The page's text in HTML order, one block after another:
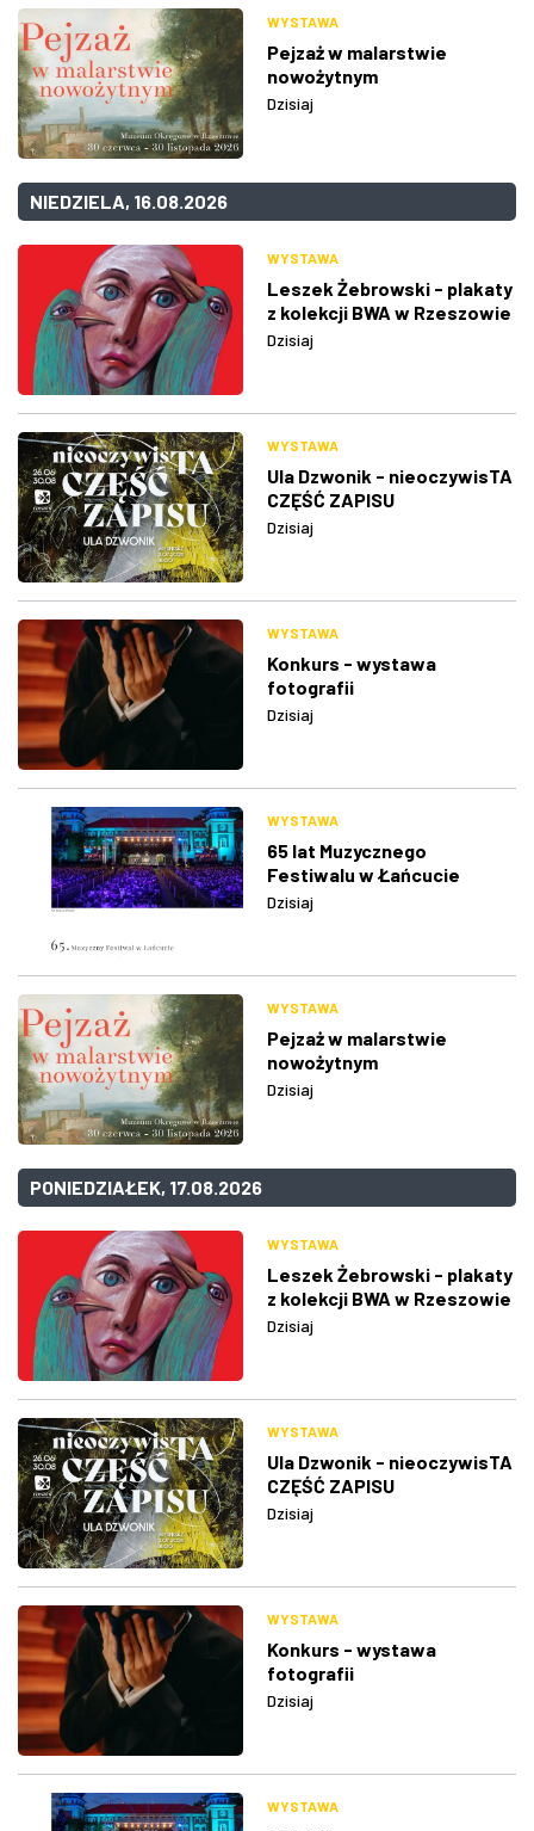
WYSTAWA
Pejzaż w malarstwie
nowożytnym
Dzisiaj
NIEDZIELA, 16.08.2026
WYSTAWA
Leszek Żebrowski - plakaty
z kolekcji BWA w Rzeszowie
Dzisiaj
WYSTAWA
Ula Dzwonik - nieoczywisTA
CZĘŚĆ ZAPISU
Dzisiaj
WYSTAWA
Konkurs - wystawa
fotografii
Dzisiaj
WYSTAWA
65 lat Muzycznego
Festiwalu w Łańcucie
Dzisiaj
WYSTAWA
Pejzaż w malarstwie
nowożytnym
Dzisiaj
PONIEDZIAŁEK, 17.08.2026
WYSTAWA
Leszek Żebrowski - plakaty
z kolekcji BWA w Rzeszowie
Dzisiaj
WYSTAWA
Ula Dzwonik - nieoczywisTA
CZĘŚĆ ZAPISU
Dzisiaj
WYSTAWA
Konkurs - wystawa
fotografii
Dzisiaj
WYSTAWA